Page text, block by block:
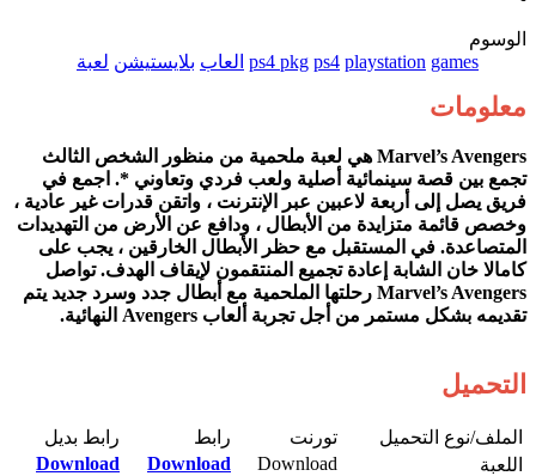
الوسوم
games
playstation
ps4
ps4 pkg العاب بلايستيشن لعبة
معلومات
Marvel’s Avengers هي لعبة ملحمية من منظور الشخص الثالث
تجمع بين قصة سينمائية أصلية ولعب فردي وتعاوني *. اجمع في
فريق يصل إلى أربعة لاعبين عبر الإنترنت ، واتقن قدرات غير عادية ،
وخصص قائمة متزايدة من الأبطال ، ودافع عن الأرض من التهديدات
المتصاعدة. في المستقبل مع حظر الأبطال الخارقين ، يجب على
كامالا خان الشابة إعادة تجميع المنتقمون لإيقاف الهدف. تواصل
Marvel’s Avengers رحلتها الملحمية مع أبطال جدد وسرد جديد يتم
تقديمه بشكل مستمر من أجل تجربة ألعاب Avengers النهائية.
التحميل
الملف/نوع التحميل​ تورنت​ رابط​
رابط بديل​
اللعبة​
Download​
Download
Download